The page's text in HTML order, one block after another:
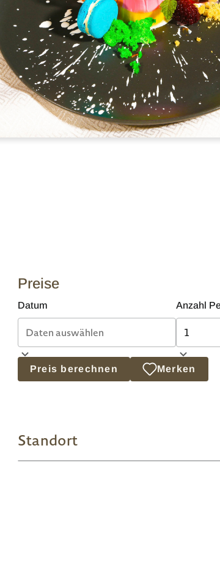
Preise
Datum Anzahl
Preis berechnen Merken
Standort